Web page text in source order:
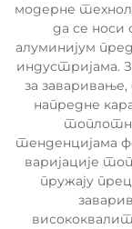
модерне
да се носи
алуминијум
индустријама.
за
напредне
тенденцијама
варијације
пружају